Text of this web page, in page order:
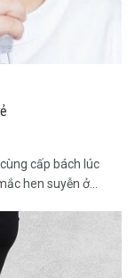
cấp bách lúc
hen suyễn ở...